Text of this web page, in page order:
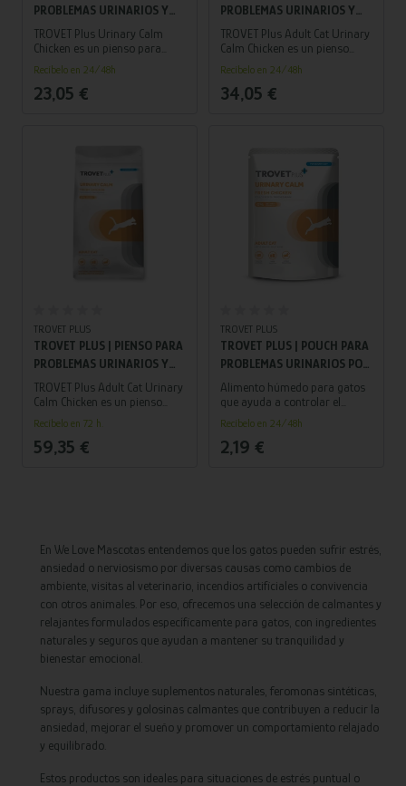
PROBLEMAS URINARIOS Y
ESTRÉS PARA GATO ADULTO
| POLLO 1,2 KG
TROVET Plus Urinary Calm
Chicken es un pienso para
gatos adultos que combina el
control de problemas
urinarios (estruvita) con
apoyo contra el estrés,
Recíbelo en 24/48h
23,05 €
PROBLEMAS URINARIOS Y
ESTRÉS PARA GATO ADULTO
| POLLO 2,5 KG
TROVET Plus Adult Cat Urinary
Calm Chicken es un pienso
para gatos adultos que ayuda
a disolver cálculos de
estruvita, prevenir su
formación y reducir el estrés,
Recíbelo en 24/48h
34,05 €
TROVET PLUS
TROVET PLUS | PIENSO PARA
PROBLEMAS URINARIOS Y
ESTRÉS PARA GATO ADULTO
| POLLO 5 KG
TROVET Plus Adult Cat Urinary
Calm Chicken es un pienso
para gatos adultos que ayuda
a mantener la salud urinaria y
reduce el estrés, con proteína
de pollo.
Recíbelo en 72 h.
59,35 €
TROVET PLUS
TROVET PLUS | POUCH PARA
PROBLEMAS URINARIOS POR
ESTRÉS PARA GATOS | POLLO
85 G
Alimento húmedo para gatos
que ayuda a controlar el
estrés y prevenir cálculos
urinarios.
Recíbelo en 24/48h
2,19 €
En We Love Mascotas entendemos que los gatos pueden sufrir estrés,
ansiedad o nerviosismo por diversas causas como cambios de
ambiente, visitas al veterinario, incendios artificiales o convivencia
con otros animales. Por eso, ofrecemos una selección de calmantes y
relajantes formulados específicamente para gatos, con ingredientes
naturales y seguros que ayudan a mantener su tranquilidad y
bienestar emocional.
Nuestra gama incluye suplementos naturales, feromonas sintéticas,
sprays, difusores y golosinas calmantes que contribuyen a reducir la
ansiedad, mejorar el sueño y promover un comportamiento relajado
y equilibrado.
Estos productos son ideales para situaciones de estrés puntual o